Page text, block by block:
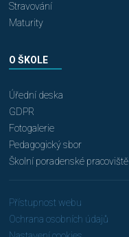
Stravování
Maturity
O ŠKOLE
Úřední deska
GDPR
Fotogalerie
Pedagogický sbor
Školní poradenské pracoviště
Přístupnost webu
Ochrana osobních údajů